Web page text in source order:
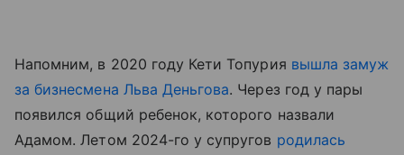
Напомним, в 2020 году Кети Топурия вышла замуж
за бизнесмена Льва Деньгова. Через год у пары
появился общий ребенок, которого назвали
Адамом. Летом 2024-го у супругов родилась